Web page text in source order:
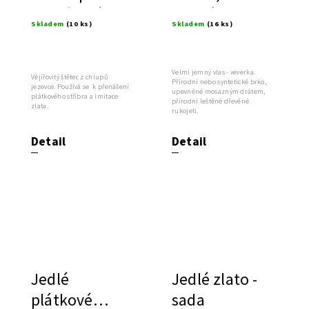
přenášení
Skladem (10 ks)
Detail
Vějířovitý štětec z chlupů
jezevce. Používá se k přenášení
plátkového stříbra a imitace
zlata.
jemný
Skladem (16 ks)
Detail
Velmi jemný vlas - veverka.
Přírodní nebo syntetické brko,
upevněné mosazným drátem,
přírodní leštěné dřevěné
rukojeti.
Jedlé
plátkové
Jedlé zlato -
sada